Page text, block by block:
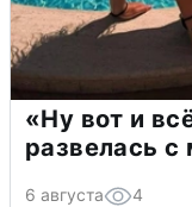
«Ну вот и
развелась
6 августа 4